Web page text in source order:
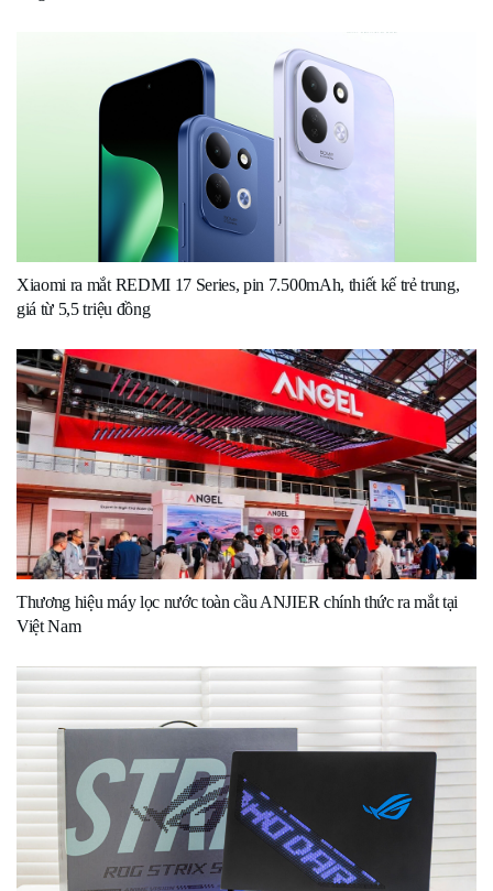
Xiaomi ra mắt REDMI 17 Series, pin 7.500mAh, thiết kế trẻ trung,
giá từ 5,5 triệu đồng
Thương hiệu máy lọc nước toàn cầu ANJIER chính thức ra mắt tại
Việt Nam